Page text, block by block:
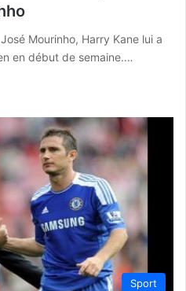
Mourinho, Harry Kane lui a
en début de semaine.…
Sport